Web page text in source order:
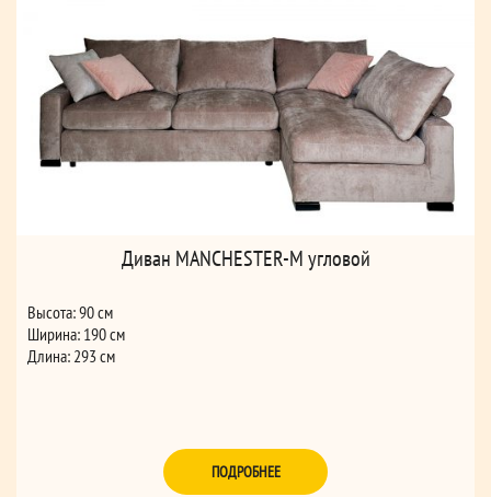
Диван MANCHESTER-M угловой
Высота: 90 см
Ширина: 190 см
Длина: 293 см
ПОДРОБНЕЕ